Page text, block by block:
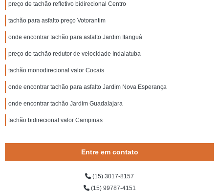
preço de tachão refletivo bidirecional Centro
tachão para asfalto preço Votorantim
onde encontrar tachão para asfalto Jardim Itanguá
preço de tachão redutor de velocidade Indaiatuba
tachão monodirecional valor Cocais
onde encontrar tachão para asfalto Jardim Nova Esperança
onde encontrar tachão Jardim Guadalajara
tachão bidirecional valor Campinas
Entre em contato
(15) 3017-8157
(15) 99787-4151